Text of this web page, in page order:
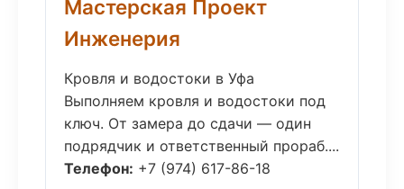
Мастерская Проект
Инженерия
Кровля и водостоки в Уфа
Выполняем кровля и водостоки под
ключ. От замера до сдачи — один
подрядчик и ответственный прораб....
Телефон: +7 (974) 617-86-18